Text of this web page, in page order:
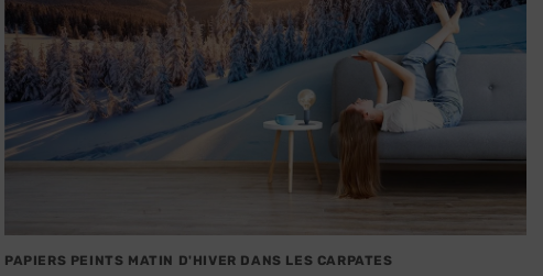
PAPIERS PEINTS MATIN D'HIVER DANS LES CARPATES